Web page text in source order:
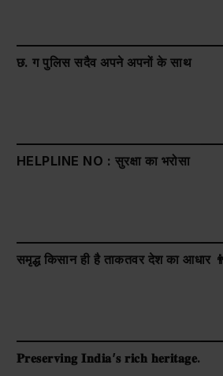
छ. ग पुलिस सदैव अपने अपनों के साथ
HELPLINE NO : सुरक्षा का भरोसा
समृद्ध किसान ही है ताकतवर देश का आधार
𝐏𝐫𝐞𝐬𝐞𝐫𝐯𝐢𝐧𝐠 𝐈𝐧𝐝𝐢𝐚’𝐬 𝐫𝐢𝐜𝐡 𝐡𝐞𝐫𝐢𝐭𝐚𝐠𝐞.